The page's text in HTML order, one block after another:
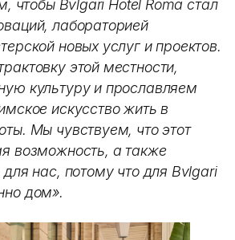
чтобы Bvlgari Hotel Roma стал
лабораторией
новых услуг и проектов.
этой местности,
культуру и прославляем
искусство жить в
Мы чувствуем, что этот
возможность, а также
для нас, потому что для Bvlgari
дом».